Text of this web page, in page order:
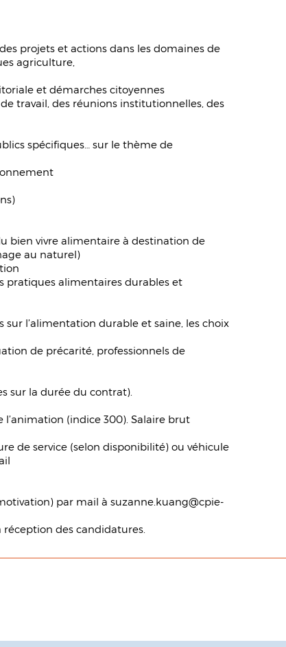
projets et actions dans les domaines de
agriculture,
et démarches citoyennes
travail, des réunions institutionnelles, des
spécifiques… sur le thème de
bien vivre alimentaire à destination de
au naturel)
pratiques alimentaires durables et
l’alimentation durable et saine, les choix
de précarité, professionnels de
sur la durée du contrat).
(indice 300). Salaire brut
de service (selon disponibilité) ou véhicule
par mail àsuzanne.kuang@cpie-
des candidatures.